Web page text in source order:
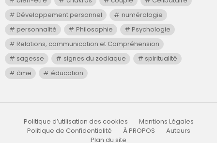
Développement personnel
numérologie
personnalité
Philosophie
Psychologie
Relations, communication et Compréhension
sagesse
signes du zodiaque
spiritualité
âme
éducation
Politique d’utilisation des cookies
Mentions Légales
Politique de Confidentialité
À PROPOS
Auteurs
Plan du site